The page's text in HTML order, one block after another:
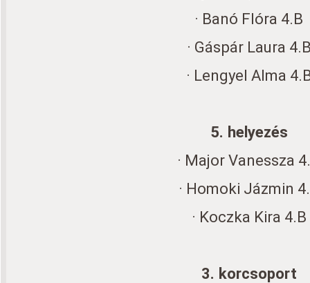
· Banó Flóra 4.B
· Gáspár Laura
· Lengyel Alma
5. helyezés
· Major Vanessza
· Homoki Jázmin
· Koczka Kira 4.B
3. korcsoport